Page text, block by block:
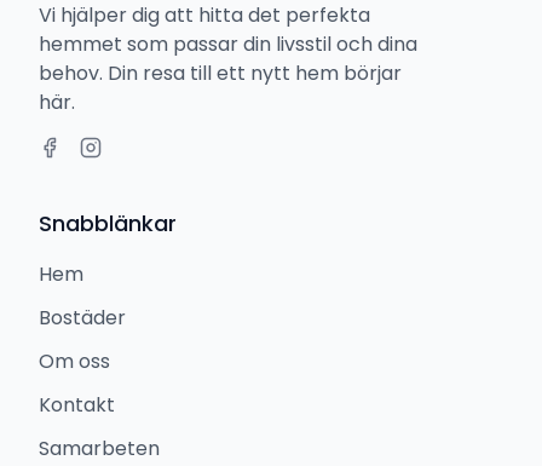
Vi hjälper dig att hitta det perfekta
hemmet som passar din livsstil och dina
behov. Din resa till ett nytt hem börjar
här.
Snabblänkar
Hem
Bostäder
Om oss
Kontakt
Samarbeten